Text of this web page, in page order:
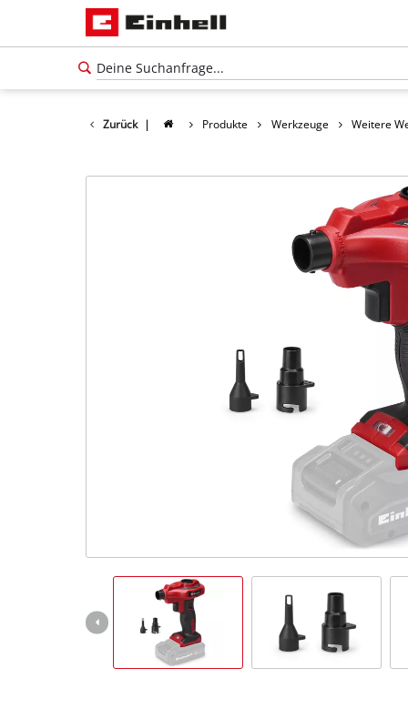
Zurück | Produkte Werkzeuge Weitere